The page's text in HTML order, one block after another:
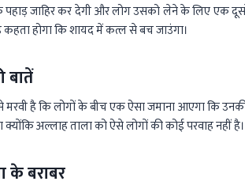
जाहिर कर देगी और लोग उसको लेने के लिए एक
होगा कि शायद में कत्ल से बच जाउंगा।
बातें
है कि लोगों के बीच एक ऐसा जमाना आएगा कि
अल्लाह ताला को ऐसे लोगों की कोई परवाह नहीं है।
के बराबर